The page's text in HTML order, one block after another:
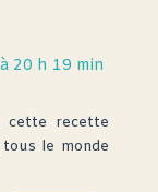
20 h 19 min
cette recette
le monde